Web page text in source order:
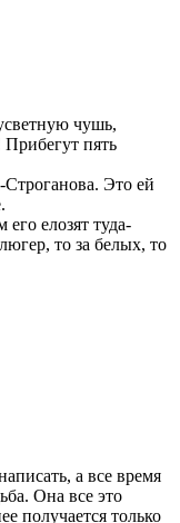
чушь,
Прибегут пять
Это ей
елозят туда-
то за белых, то
а все время
Она все это
получается только